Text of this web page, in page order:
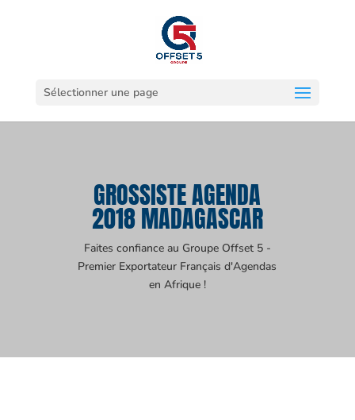
Sélectionner une page
GROSSISTE AGENDA
2018 MADAGASCAR
Faites confiance au Groupe Offset 5 -
Premier Exportateur Français d'Agendas
en Afrique !